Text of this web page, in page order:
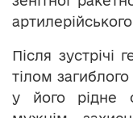
артилерійського
Після зустрічі
тілом
у його рідне